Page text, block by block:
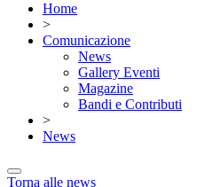
Home
>
Comunicazione
News
Gallery Eventi
Magazine
Bandi e Contributi
>
News
Torna alle news